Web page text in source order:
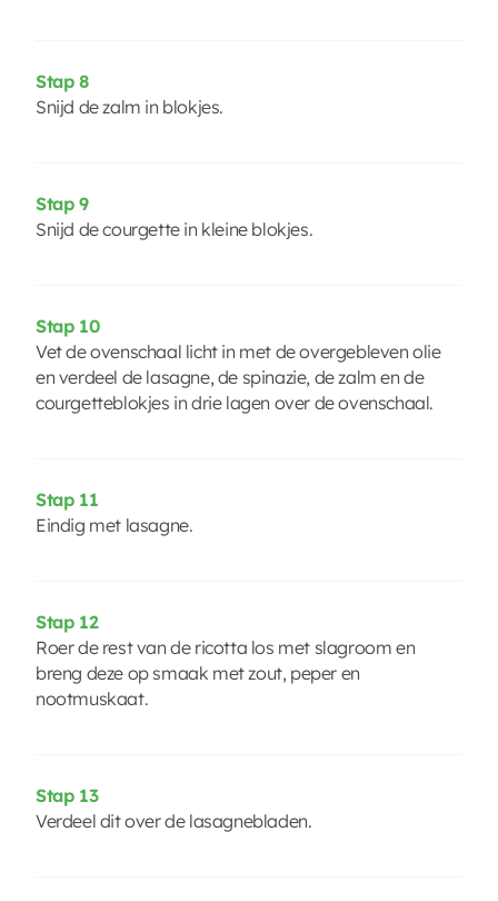
Stap 8
Snijd de zalm in blokjes.
Stap 9
Snijd de courgette in kleine blokjes.
Stap 10
Vet de ovenschaal licht in met de overgebleven olie
en verdeel de lasagne, de spinazie, de zalm en de
courgetteblokjes in drie lagen over de ovenschaal.
Stap 11
Eindig met lasagne.
Stap 12
Roer de rest van de ricotta los met slagroom en
breng deze op smaak met zout, peper en
nootmuskaat.
Stap 13
Verdeel dit over de lasagnebladen.